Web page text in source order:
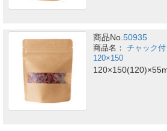
商品No.50935
チャック
120×150